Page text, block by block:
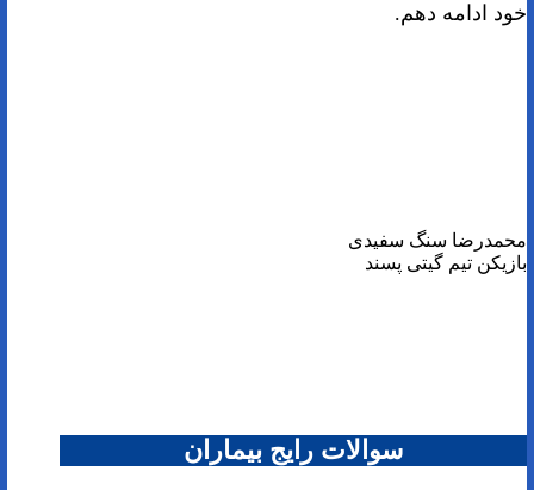
خود ادامه دهم.
محمدرضا سنگ سفیدی
بازیکن تیم گیتی پسند
سوالات رایج بیماران